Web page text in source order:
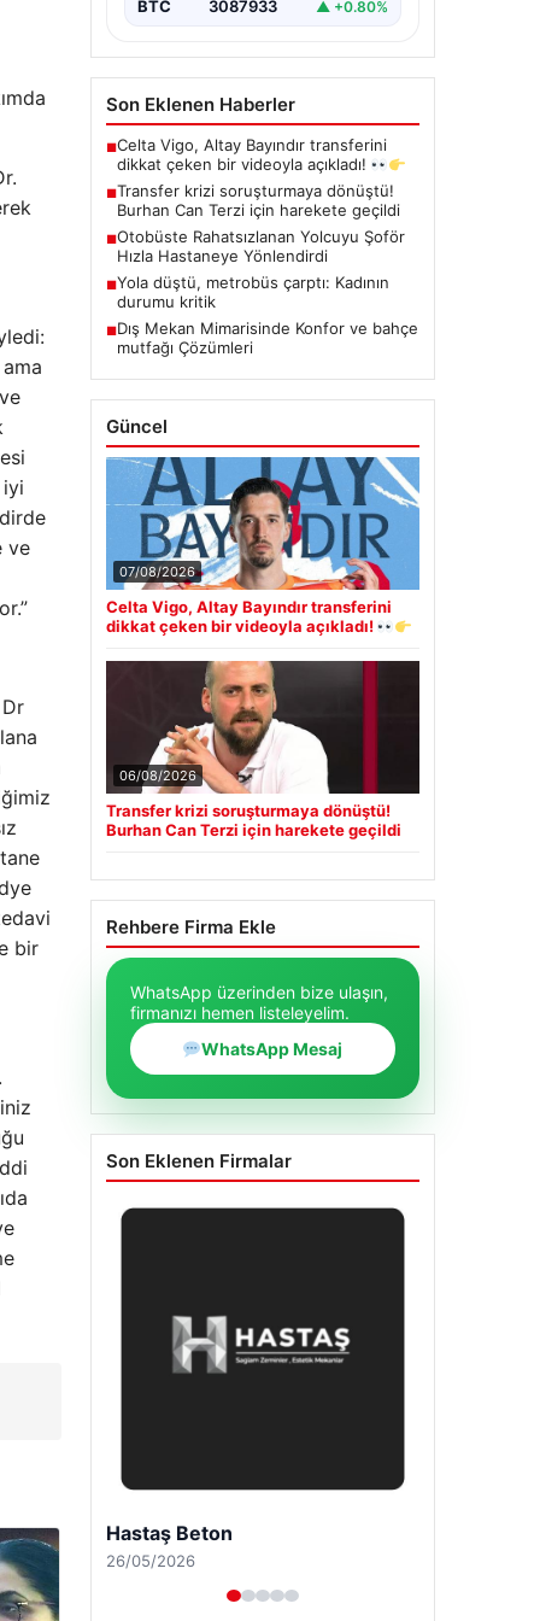
ve
bir
BTC 3087933 ▲ +0.80%
Son Eklenen Haberler
■Celta Vigo, Altay Bayındır transferini
dikkat çeken bir videoyla açıkladı!
■Transfer krizi soruşturmaya dönüştü!
Burhan Can Terzi için harekete geçildi
■Otobüste Rahatsızlanan Yolcuyu Şoför
Hızla Hastaneye Yönlendirdi
■Yola düştü, metrobüs çarptı: Kadının
durumu kritik
■Dış Mekan Mimarisinde Konfor ve bahçe
mutfağı Çözümleri
Güncel
07/08/2026
Celta Vigo, Altay Bayındır transferini
dikkat çeken bir videoyla açıkladı!
06/08/2026
Transfer krizi soruşturmaya dönüştü!
Burhan Can Terzi için harekete geçildi
Rehbere Firma Ekle
WhatsApp üzerinden bize ulaşın,
firmanızı hemen listeleyelim.
WhatsApp Mesaj
Son Eklenen Firmalar
Enes Kaplan Avukatlık Bürosu
28/04/2026